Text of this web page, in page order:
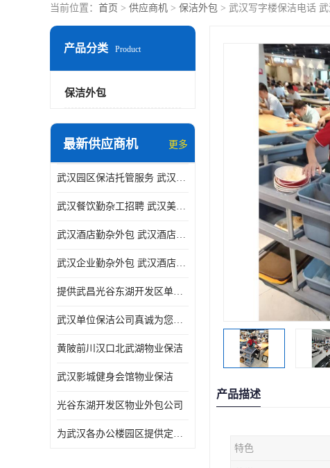
当前位置： 首页 > 供应商机 > 保洁外包 > 武汉写字楼保洁电话
产品分类 Product
保洁外包
最新供应商机 更多
武汉园区保洁托管服务 武汉运动场馆勤杂外包 武汉餐饮勤杂服务托管
武汉餐饮勤杂工招聘 武汉美食堂定点保洁 武汉酒店勤杂外包
武汉酒店勤杂外包 武汉酒店勤杂服务托管
武汉企业勤杂外包 武汉酒店勤杂服务外包
提供武昌光谷东湖开发区单位保洁
武汉单位保洁公司真诚为您服务
黄陂前川汉口北武湖物业保洁
武汉影城健身会馆物业保洁
光谷东湖开发区物业外包公司
为武汉各办公楼园区提供定点保洁服务
产品描述
特色